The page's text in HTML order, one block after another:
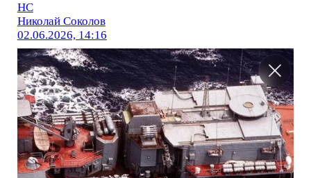
НС
Николай Соколов
02.06.2026, 14:16